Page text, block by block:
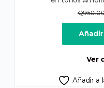
Q
Ver
Añadir a